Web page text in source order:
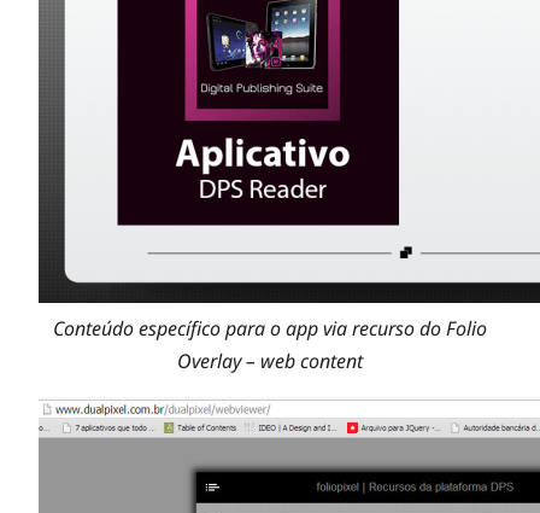
i
a
Conteúdo específico para o app via recurso do Folio
Overlay – web content